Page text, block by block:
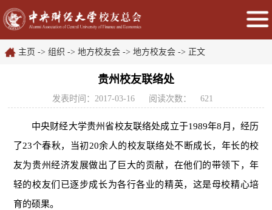
主页 -> 组织 -> 地方校友会 -> 地方校友会 -> 正文
贵州校友联络处
发表时间：2017-03-16 阅读次数： 621
中央财经大学贵州省校友联络处成立于1989年8月，经历
了23个春秋，当初20余人的校友联络处不断成长，年长的校
友为贵州经济发展做出了巨大的贡献，在他们的带领下，年
轻的校友们已逐步成长为各行各业的精英，这是母校精心培
育的硕果。